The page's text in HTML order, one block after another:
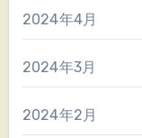
2024年4月
2024年3月
2024年2月